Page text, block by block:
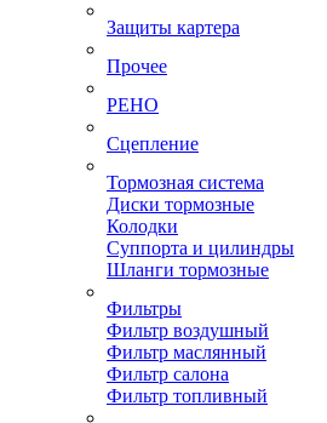
Защиты картера
Прочее
РЕНО
Сцепление
Тормозная система
Диски тормозные
Колодки
Суппорта и цилиндры
Шланги тормозные
Фильтры
Фильтр воздушный
Фильтр маслянный
Фильтр салона
Фильтр топливный